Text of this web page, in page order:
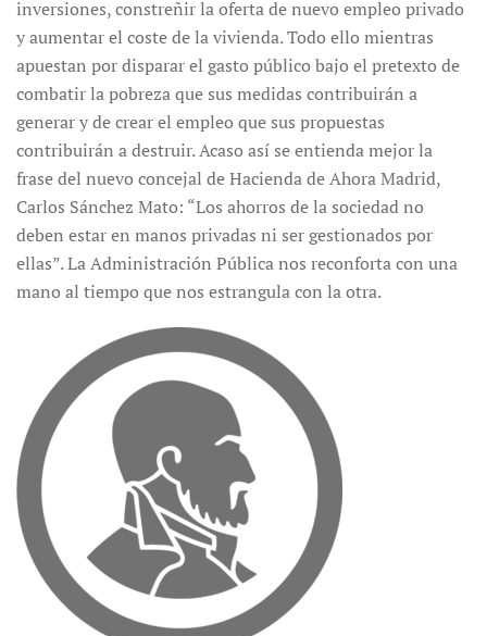
inversiones, constreñir la oferta de nuevo empleo privado
y aumentar el coste de la vivienda. Todo ello mientras
apuestan por disparar el gasto público bajo el pretexto de
combatir la pobreza que sus medidas contribuirán a
generar y de crear el empleo que sus propuestas
contribuirán a destruir. Acaso así se entienda mejor la
frase del nuevo concejal de Hacienda de Ahora Madrid,
Carlos Sánchez Mato: “Los ahorros de la sociedad no
deben estar en manos privadas ni ser gestionados por
ellas”. La Administración Pública nos reconforta con una
mano al tiempo que nos estrangula con la otra.